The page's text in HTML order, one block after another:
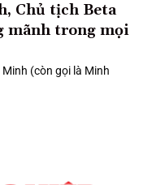
Chủ tịch Beta
mãnh trong mọi
(còn gọi là Minh